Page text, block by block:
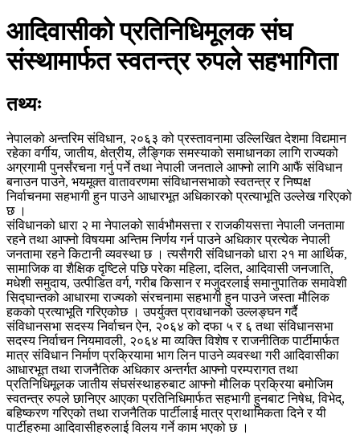
आदिवासीको प्रतिनिधिमूलक संघ
संस्थामार्फत स्वतन्त्र रुपले सहभागिता
तथ्यः
नेपालको अन्तरिम संविधान, २०६३ को प्रस्तावनामा उल्लिखित देशमा विद्यमान
रहेका वर्गीय, जातीय, क्षेत्रीय, लैङ्गिक समस्याको समाधानका लागि राज्यको
अग्रगामी पुनर्संरचना गर्नु पर्ने तथा नेपाली जनताले आफ्नो लागि आफैं संविधान
बनाउन पाउने, भयमूक्त वातावरणमा संविधानसभाको स्वतन्त्र र निष्पक्ष
निर्वाचनमा सहभागी हुन पाउने आधारभूत अधिकारको प्रत्याभूति उल्लेख गरिएको
छ ।
संविधानको धारा २ मा नेपालको सार्वभौमसत्ता र राजकीयसत्ता नेपाली जनतामा
रहने तथा आफ्नो विषयमा अन्तिम निर्णय गर्न पाउने अधिकार प्रत्येक नेपाली
जनतामा रहने किटानी व्यवस्था छ । त्यसैगरी संविधानको धारा २१ मा आर्थिक,
सामाजिक वा शैक्षिक दृष्टिले पछि परेका महिला, दलित, आदिवासी जनजाति,
मधेशी समुदाय, उत्पीडित वर्ग, गरीब किसान र मजुदरलाई समानुपातिक समावेशी
सिद्घान्तको आधारमा राज्यको संरचनामा सहभागी हुन पाउने जस्ता मौलिक
हकको प्रत्याभूति गरिएकोछ । उपर्युक्त प्रावधानको उल्लङ्घन गर्दै
संविधानसभा सदस्य निर्वाचन ऐन, २०६४ को दफा ५ र ६ तथा संविधानसभा
सदस्य निर्वाचन नियमावली, २०६४ मा व्यक्ति विशेष र राजनीतिक पार्टीमार्फत
मात्र संविधान निर्माण प्रक्रियामा भाग लिन पाउने व्यवस्था गरी आदिवासीका
आधारभूत तथा राजनैतिक अधिकार अन्तर्गत आफ्नो परम्परागत तथा
प्रतिनिधिमूलक जातीय संघसंस्थाहरुबाट आफ्नो मौलिक प्रक्रिया बमोजिम
स्वतन्त्र रुपले छानिएर आएका प्रतिनिधिमार्फत सहभागी हुनबाट निषेध, विभेद्,
बहिष्करण गरिएको तथा राजनैतिक पार्टीलाई मात्र प्राथामिकता दिने र यी
पार्टीहरुमा आदिवासीहरुलाई विलय गर्ने काम भएको छ ।